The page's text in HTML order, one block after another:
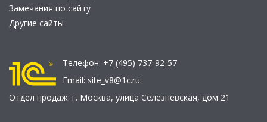
Замечания по сайту
Другие сайты
Телефон: +7 (495) 737-92-57
Email: site_v8@1c.ru
Отдел продаж: г. Москва, улица Селезнёвская, дом 21